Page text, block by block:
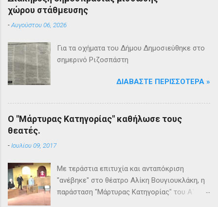
χώρου στάθμευσης
-Αυγούστου 06, 2026
Για τα οχήματα του Δήμου Δημοσιεύθηκε στο
σημερινό Ριζοσπάστη
ΔΙΑΒΆΣΤΕ ΠΕΡΙΣΣΌΤΕΡΑ »
Ο "Μάρτυρας Κατηγορίας" καθήλωσε τους
θεατές.
-Ιουλίου 09, 2017
Με τεράστια επιτυχία και ανταπόκριση
"ανέβηκε" στο θέατρο Αλίκη Βουγιουκλάκη, η
παράσταση "Μάρτυρας Κατηγορίας" του Α΄